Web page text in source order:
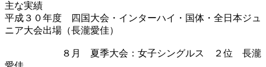
主な実績
平成３０年度 四国大会・インターハイ・国体・全日本ジュ
ニア大会出場（長瀧愛佳）
８月 夏季大会：女子シングルス ２位 長瀧